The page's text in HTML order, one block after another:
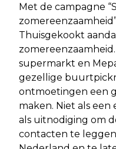
Met de campagne
Thuisgekookt
supermarkt en
gezellige
ontmoetingen een
maken. Niet als
als uitnodiging om
contacten te